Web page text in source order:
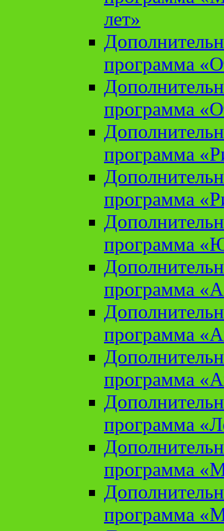
лет»
программа
программа
программа
программа
программа
программа
программа
программа
программа
программа
программа